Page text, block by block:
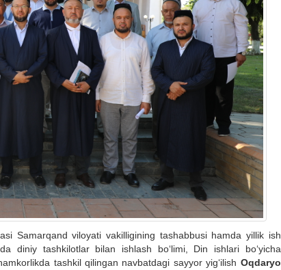
Samarqand viloyati vakilligining tashabbusi hamda yillik ish
diniy tashkilotlar bilan ishlash bo‘limi, Din ishlari bo‘yicha
tashkil qilingan navbatdagi sayyor yig‘ilish Oqdaryo